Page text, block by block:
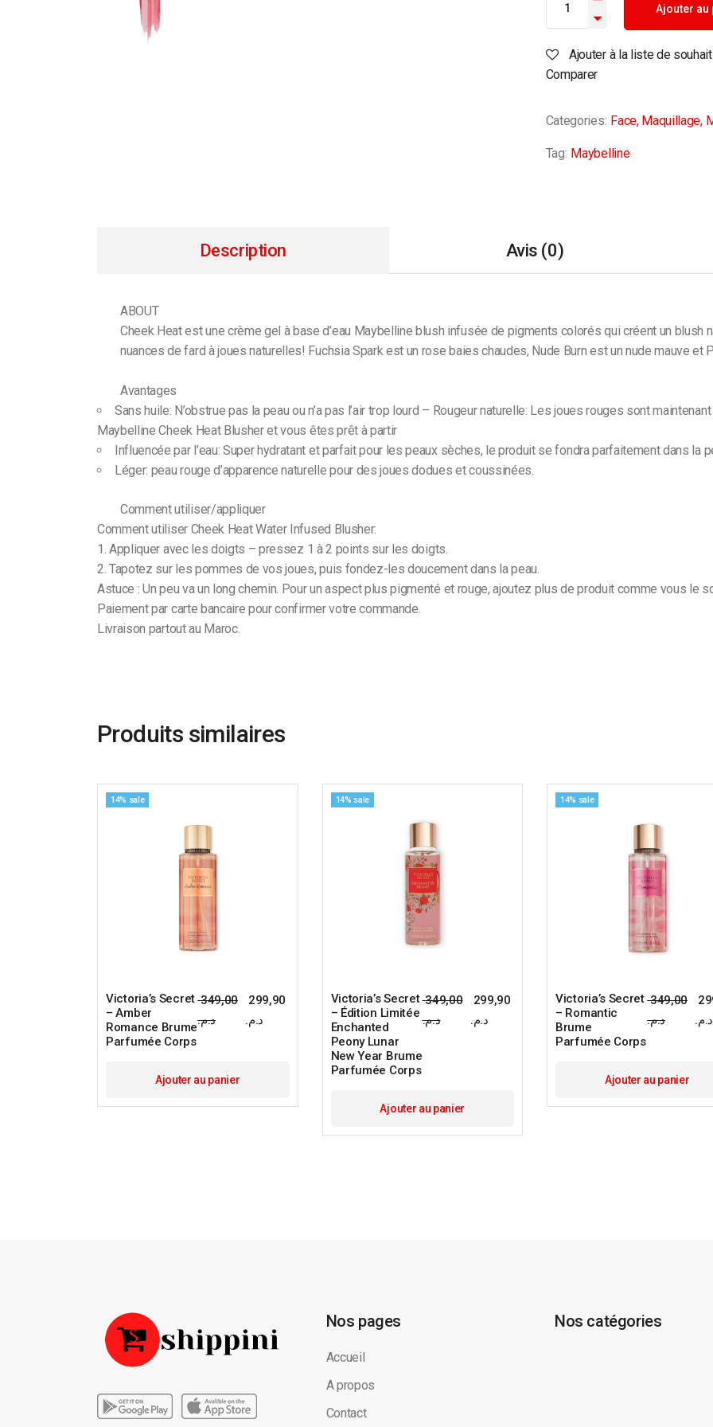
Ajouter au
Ajouter à la liste de
Comparer
Categories: Face, Maquillage,
Tag: Maybelline
Description Avis (0)
ABOUT
Cheek Heat est une crème gel à base d’eau Maybelline blush infusée de pigments colorés qui créent un blush
nuances de fard à joues naturelles! Fuchsia Spark est un rose baies chaudes, Nude Burn est un nude mauve et
Avantages
Sans huile: N’obstrue pas la peau ou n’a pas l’air trop lourd – Rougeur naturelle: Les joues rouges sont
Maybelline Cheek Heat Blusher et vous êtes prêt à partir
Influencée par l’eau: Super hydratant et parfait pour les peaux sèches, le produit se fondra parfaitement dans la
Léger: peau rouge d’apparence naturelle pour des joues dodues et coussinées.
Comment utiliser/appliquer
Comment utiliser Cheek Heat Water Infused Blusher:
1. Appliquer avec les doigts – pressez 1 à 2 points sur les doigts.
2. Tapotez sur les pommes de vos joues, puis fondez-les doucement dans la peau.
Astuce : Un peu va un long chemin. Pour un aspect plus pigmenté et rouge, ajoutez plus de produit comme vous le
Paiement par carte bancaire pour confirmer votre commande.
Livraison partout au Maroc.
Produits similaires
14% sale
Victoria’s Secret
– Amber
Romance Brume
Parfumée Corps
349,00
د.م.
349,00 د.م..
299,90
د.م.
299,90 د.م..
Ajouter au panier
14% sale
Victoria’s Secret
– Édition Limitée
Enchanted
Peony Lunar
New Year Brume
Parfumée Corps
349,00
د.م.
299,90
د.م.
Ajouter au panier
14% sale
Victoria’s Secret
– Romantic
Brume
Parfumée Corps
349,00
د.م.
د.م.
Ajouter au panier
Nos pages
Accueil
A propos
Contact
Nos catégories